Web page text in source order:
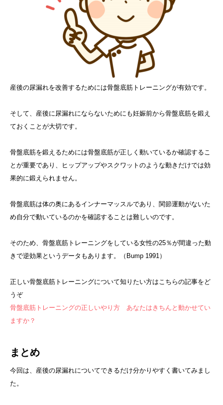
産後の尿漏れを改善するためには骨盤底筋トレーニングが有効です。
そして、産後に尿漏れにならないためにも妊娠前から骨盤底筋を鍛え
ておくことが大切です。
骨盤底筋を鍛えるためには骨盤底筋が正しく動いているか確認するこ
とが重要であり、ヒップアップやスクワットのような動きだけでは効
果的に鍛えられません。
骨盤底筋は体の奥にあるインナーマッスルであり、関節運動がないた
め自分で動いているのかを確認することは難しいのです。
そのため、骨盤底筋トレーニングをしている女性の25％が間違った動
きで逆効果というデータもあります。（Bump 1991）
正しい骨盤底筋トレーニングについて知りたい方はこちらの記事をど
うぞ
骨盤底筋トレーニングの正しいやり方 あなたはきちんと動かせてい
ますか？
まとめ
今回は、産後の尿漏れについてできるだけ分かりやすく書いてみまし
た。